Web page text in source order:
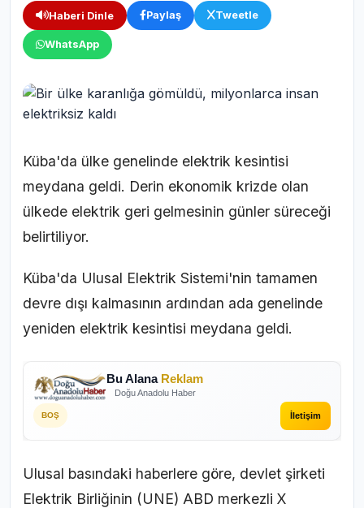
Haberi Dinle Paylaş Tweetle
WhatsApp
Küba'da ülke genelinde elektrik kesintisi
meydana geldi. Derin ekonomik krizde olan
ülkede elektrik geri gelmesinin günler süreceği
belirtiliyor.
Küba'da Ulusal Elektrik Sistemi'nin tamamen
devre dışı kalmasının ardından ada genelinde
yeniden elektrik kesintisi meydana geldi.
Bu Alana Reklam
Doğu Anadolu Haber
BOŞ İletişim
Ulusal basındaki haberlere göre, devlet şirketi
Elektrik Birliğinin (UNE) ABD merkezli X